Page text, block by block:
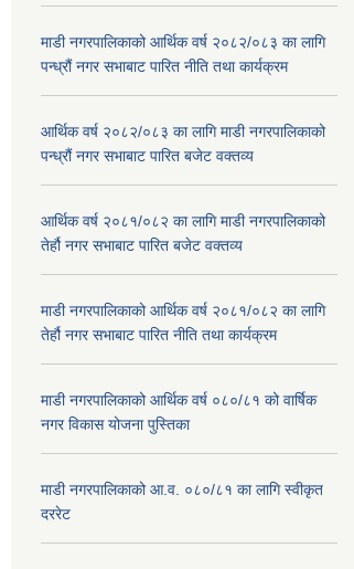
माडी नगरपालिकाको आर्थिक वर्ष २०८२/०८३ का लागि
पन्ध्रौं नगर सभाबाट पारित नीति तथा कार्यक्रम
आर्थिक वर्ष २०८२/०८३ का लागि माडी नगरपालिकाको
पन्ध्रौं नगर सभाबाट पारित बजेट वक्तव्य
आर्थिक वर्ष २०८१/०८२ का लागि माडी नगरपालिकाको
तेर्हौ नगर सभाबाट पारित बजेट वक्तव्य
माडी नगरपालिकाको आर्थिक वर्ष २०८१/०८२ का लागि
तेर्हौ नगर सभाबाट पारित नीति तथा कार्यक्रम
माडी नगरपालिकाको आर्थिक वर्ष ०८०/८१ को वार्षिक
नगर विकास योजना पुस्तिका
माडी नगरपालिकाको आ.व. ०८०/८१ का लागि स्वीकृत
दररेट